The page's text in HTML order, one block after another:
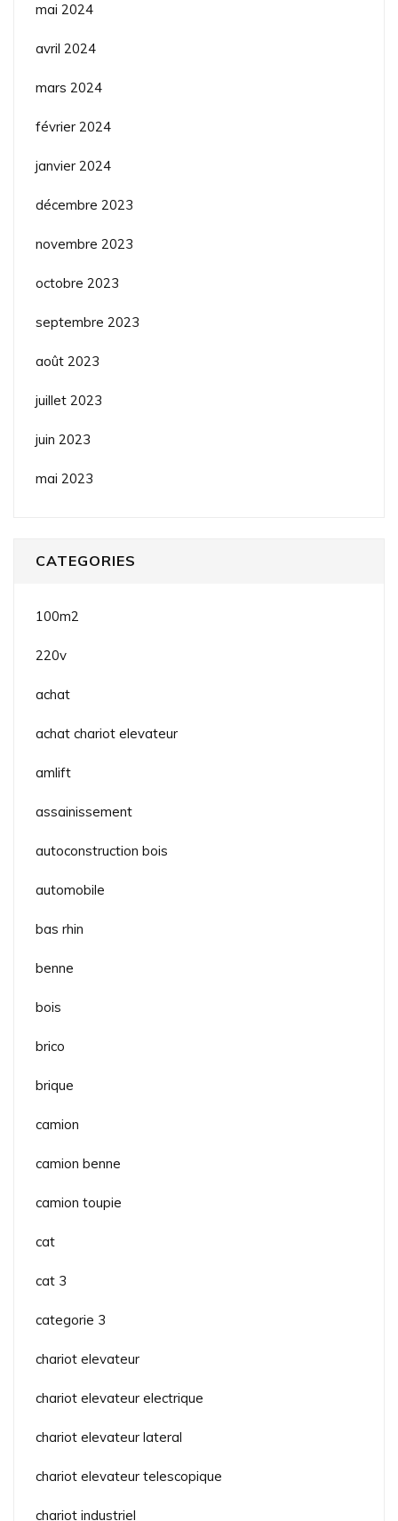
mai 2024
avril 2024
mars 2024
février 2024
janvier 2024
décembre 2023
novembre 2023
octobre 2023
septembre 2023
août 2023
juillet 2023
juin 2023
mai 2023
CATEGORIES
100m2
220v
achat
achat chariot elevateur
amlift
assainissement
autoconstruction bois
automobile
bas rhin
benne
bois
brico
brique
camion
camion benne
camion toupie
cat
cat 3
categorie 3
chariot elevateur
chariot elevateur electrique
chariot elevateur lateral
chariot elevateur telescopique
chariot industriel